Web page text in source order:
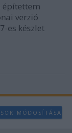
építettem
verzió
es készlet
MÓDOSÍTÁSA